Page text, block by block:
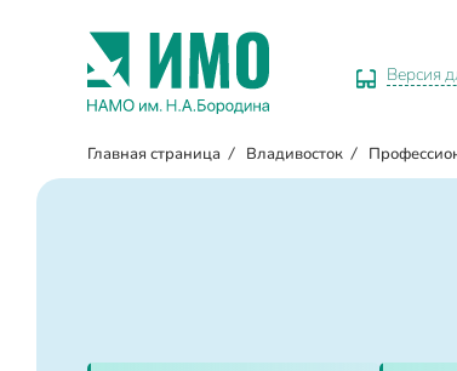
Версия
Главная страница / Владивосток /